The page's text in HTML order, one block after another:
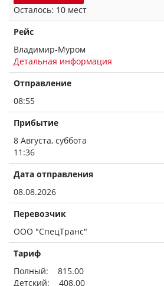
Осталось: 10 мест
Рейс
Владимир-Муром
Детальная информация
Отправление
08:55
Прибытие
8 Августа, суббота
11:36
Дата отправления
08.08.2026
Перевозчик
ООО "СпецТранс"
Тариф
Полный: 815.00
Детский: 408.00